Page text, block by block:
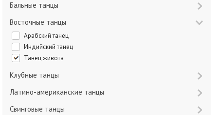
Бальные танцы
Восточные танцы
Арабский танец
Индийский танец
Танец живота
Клубные танцы
Латино-американские танцы
Свинговые танцы